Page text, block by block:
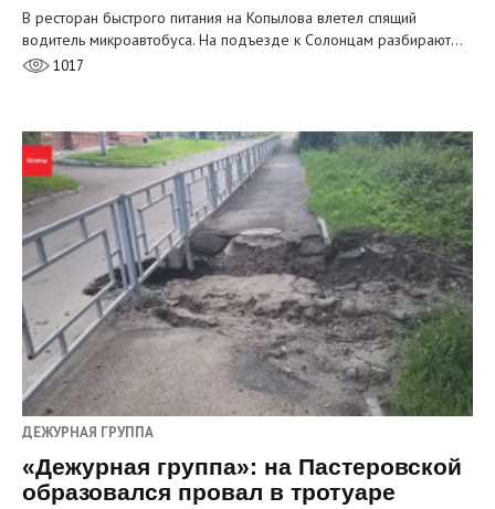
В ресторан быстрого питания на Копылова влетел спящий
водитель микроавтобуса. На подъезде к Солонцам разбирают…
1017
ДЕЖУРНАЯ ГРУППА
«Дежурная группа»: на Пастеровской
образовался провал в тротуаре